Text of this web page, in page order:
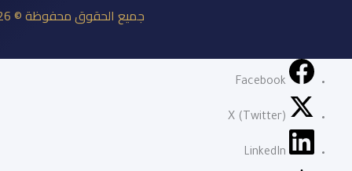
جميع الحقوق محفوظة © 2026 نادي الباطن السعودي
Facebook
X (Twitter)
LinkedIn